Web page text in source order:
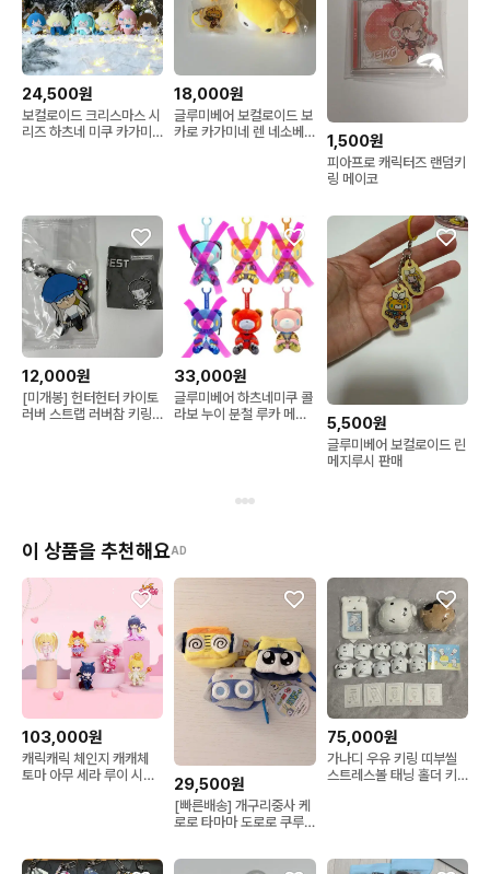
24,500원
보컬로이드 크리스마스 시
리즈 하츠네 미쿠 카가미
18,000원
글루미베어 보컬로이드 보
카로 카가미네 렌 네소베
1,500원
피아프로 캐릭터즈 랜덤키
링 메이코
12,000원
[미개봉] 헌터헌터 카이토
러버 스트랩 러버참 키링
33,000원
글루미베어 하츠네미쿠 콜
라보 누이 분철 루카 메이
5,500원
글루미베어 보컬로이드 린
메지루시 판매
이 상품을 추천해요AD
103,000원
캐릭캐릭 체인지 캐캐체
토마 아무 세라 루이 시아
29,500원
[빠른배송] 개구리중사 케
로로 타마마 도로로 쿠루
75,000원
가나디 우유 키링 띠부씰
스트레스볼 태닝 홀더 키